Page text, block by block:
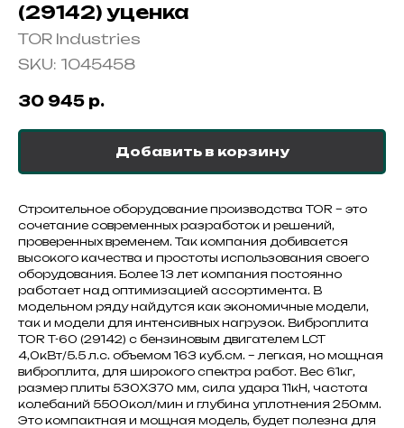
(29142) уценка
TOR Industries
SKU: 1045458
30 945 р.
Добавить в корзину
Строительное оборудование производства TOR – это
сочетание современных разработок и решений,
проверенных временем. Так компания добивается
высокого качества и простоты использования своего
оборудования. Более 13 лет компания постоянно
работает над оптимизацией ассортимента. В
модельном ряду найдутся как экономичные модели,
так и модели для интенсивных нагрузок. Виброплита
TOR T-60 (29142) с бензиновым двигателем LCT
4,0кВт/5.5 л.с. объемом 163 куб.см. – легкая, но мощная
виброплита, для широкого спектра работ. Вес 61кг,
размер плиты 530Х370 мм, сила удара 11кН, частота
колебаний 5500кол/мин и глубина уплотнения 250мм.
Это компактная и мощная модель, будет полезна для